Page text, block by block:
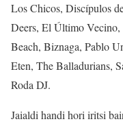
Los Chicos, Discípulos
Deers, El Último Vecino,
Beach, Biznaga, Pablo
Eten, The Balladurians,
Roda DJ.
Jaialdi handi hori iritsi